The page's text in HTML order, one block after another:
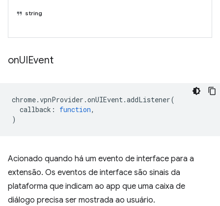
string
onUIEvent
chrome.vpnProvider .onUIEvent.addListener(
callback : function,
)
Acionado quando há um evento de interface para a
extensão. Os eventos de interface são sinais da
plataforma que indicam ao app que uma caixa de
diálogo precisa ser mostrada ao usuário.